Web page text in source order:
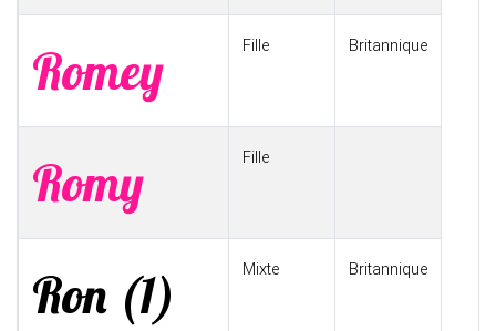
Romey Fille Britannique
Romy Fille
Ron (1) Mixte Britannique